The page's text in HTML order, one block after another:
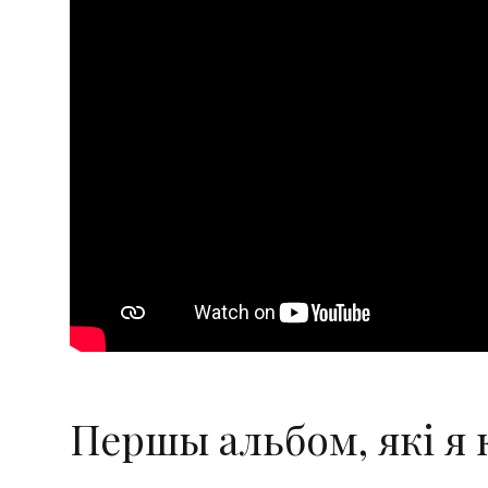
Першы альбом, які я